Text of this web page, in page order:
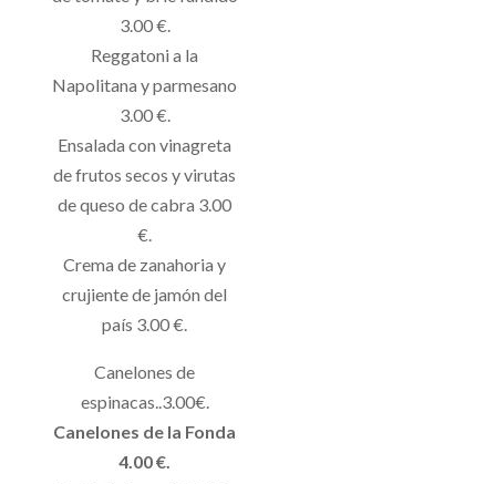
3.00 €.
Reggatoni a la
Napolitana y parmesano
3.00 €.
Ensalada con vinagreta
de frutos secos y virutas
de queso de cabra 3.00
€.
Crema de zanahoria y
crujiente de jamón del
país 3.00 €.
Canelones de
espinacas..3.00€.
Canelones de la Fonda
4.00 €.